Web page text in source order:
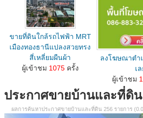
ขายที่ดินใกล้รถไฟฟ้า MRT
เมืองทองธานีแปลงสวยทรง
สี่เหลี่ยมผืนผ้า
ลงโฆษณาขายบ้านที่ดินตำแหน่ง M คลิกเลย...
ผู้เข้าชม 1075 ครั้ง
ลงโฆษณาตำ
เ
ลงโฆษณาขายบ้านที่ดิน
ผู้เข้าชม
ประกาศขายบ้านและที่ดิ
ผลการค้นหาประกาศขายบ้านและที่ดิน 256 รายการ